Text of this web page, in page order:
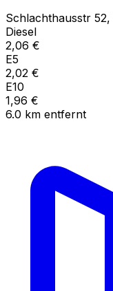
Schlachthausstr 52,
Diesel
2,06 €
E5
2,02 €
E10
1,96 €
6.0 km entfernt